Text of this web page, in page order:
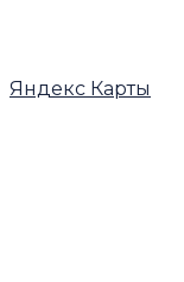
Яндекс Карты